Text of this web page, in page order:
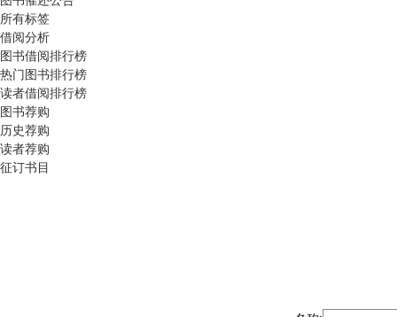
所有标签
借阅分析
图书借阅排行榜
热门图书排行榜
读者借阅排行榜
图书荐购
历史荐购
读者荐购
征订书目